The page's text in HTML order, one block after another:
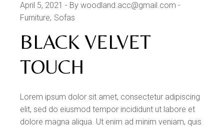
April 5, 2021
By woodland.acc@gmail.com
Furniture Sofas
BLACK VELVET
TOUCH
Lorem ipsum dolor sit amet, consectetur adipiscing
elit, sed do eiusmod tempor incididunt ut labore et
dolore magna aliqua. Ut enim ad minim veniam, quis